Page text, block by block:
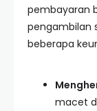
pembayaran
pengambilan
beberapa
macet